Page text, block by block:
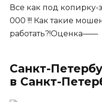
Все как под копирку-
000 !!! Как такие
работать?!Оценка——
Санкт-
в Санкт-